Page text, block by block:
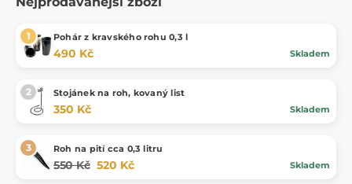
Pohár z kravského rohu 0,3 l
490 Kč Skladem
Stojánek na roh, kovaný list
350 Kč Skladem
Roh na pití cca 0,3 litru
550 Kč 520 Kč Skladem